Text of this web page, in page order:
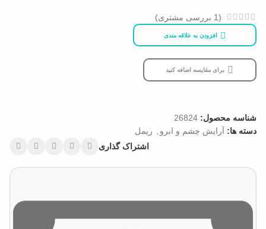
(
1 بررسی مشتری)
افزودن به علاقه مندی
برای مقایسه اضافه کنید
شناسه محصول: 26824
دسته ها: آرایش چشم و ابرو
ریمل
اشتراک گذاری